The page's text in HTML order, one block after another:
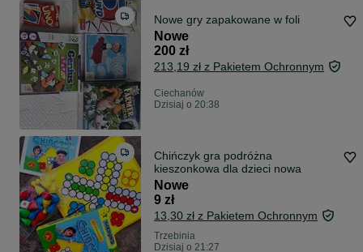
Nowe gry zapakowane w foli
Nowe
200 zł
213,19 zł z Pakietem Ochronnym
Ciechanów
Dzisiaj o 20:38
Chińczyk gra podróżna
kieszonkowa dla dzieci nowa
Nowe
9 zł
13,30 zł z Pakietem Ochronnym
Trzebinia
Dzisiaj o 21:27